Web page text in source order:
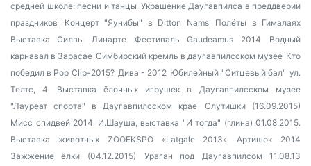
средней школе: песни и танцы Украшение Даугавпилса в преддверии
праздников
Концерт "Яунибы" в Ditton Nams
Полёты в Гималаях
Выставка Силвы Линарте
Фестиваль Gaudeamus 2014
Водный
карнавал в Зарасае Симбирский кремль в даугавпилсском музее Кто
победил в Pop Clip-2015? Дива - 2012 Юбилейный "Ситцевый бал" ул.
Телтс, 4
Выставка ёлочных игрушек в Даугавпилсском музее
"Лауреат спорта" в Даугавпилсском крае
Слутишки (16.09.2015)
Мисс спидвей 2014 И.Шауша, выставка "И тогда" (глина) 01.08.2015.
Выставка животных ZOOEKSPO «Latgale 2013»
Артишок 2014
Зажжение ёлки (04.12.2015)
Ураган под Даугавпилсом 11.08.13